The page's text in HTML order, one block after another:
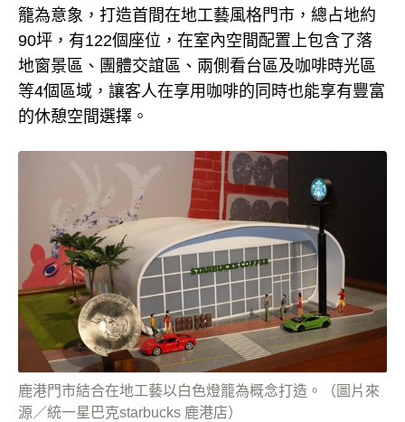
籠為意象，打造首間在地工藝風格門市，總占地約
90坪，有122個座位，在室內空間配置上包含了落
地窗景區、團體交誼區、兩側看台區及咖啡時光區
等4個區域，讓客人在享用咖啡的同時也能享有豐富
的休憩空間選擇。
鹿港門市結合在地工藝以白色燈籠為概念打造。（圖片來
源／統一星巴克starbucks 鹿港店）